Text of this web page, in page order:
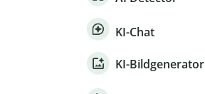
KI-Chat
KI-Bildgenerator